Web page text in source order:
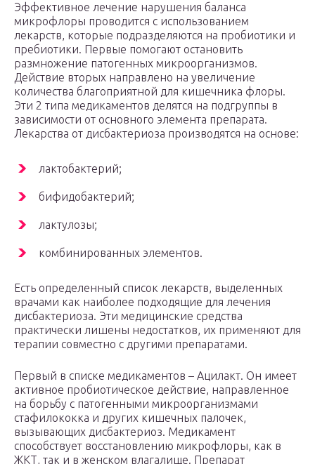
Эффективное лечение нарушения баланса
микрофлоры проводится с использованием
лекарств, которые подразделяются на пробиотики и
пребиотики. Первые помогают остановить
размножение патогенных микроорганизмов.
Действие вторых направлено на увеличение
количества благоприятной для кишечника флоры.
Эти 2 типа медикаментов делятся на подгруппы в
зависимости от основного элемента препарата.
Лекарства от дисбактериоза производятся на основе:
лактобактерий;
бифидобактерий;
лактулозы;
комбинированных элементов.
Есть определенный список лекарств, выделенных
врачами как наиболее подходящие для лечения
дисбактериоза. Эти медицинские средства
практически лишены недостатков, их применяют для
терапии совместно с другими препаратами.
Первый в списке медикаментов – Ацилакт. Он имеет
активное пробиотическое действие, направленное
на борьбу с патогенными микроорганизмами
стафилококка и других кишечных палочек,
вызывающих дисбактериоз. Медикамент
способствует восстановлению микрофлоры, как в
ЖКТ, так и в женском влагалище. Препарат